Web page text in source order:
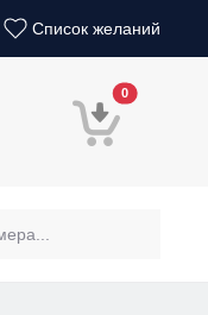
Список желаний
0В корзину